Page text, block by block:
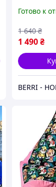
кресло,
кресла, (XL)
Готово к
1 490₴
1 640 ₴